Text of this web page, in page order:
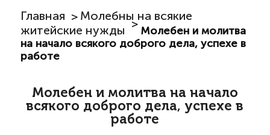
Главная
Молебны на всякие
житейские нужды
Молебен и молитва
на начало всякого доброго дела, успехе в
работе
Молебен и молитва на начало
всякого доброго дела, успехе в
работе